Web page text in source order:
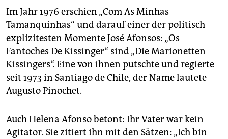
Im Jahr 1976 erschien „Com As Minhas
Tamanquinhas“ und darauf einer der politisch
explizitesten Momente José Afonsos: „Os
Fantoches De Kissinger“ sind „Die Marionetten
Kissingers“. Eine von ihnen putschte und regierte
seit 1973 in Santiago de Chile, der Name lautete
Augusto Pinochet.
Auch Helena Afonso betont: Ihr Vater war kein
Agitator. Sie zitiert ihn mit den Sätzen: „Ich bin